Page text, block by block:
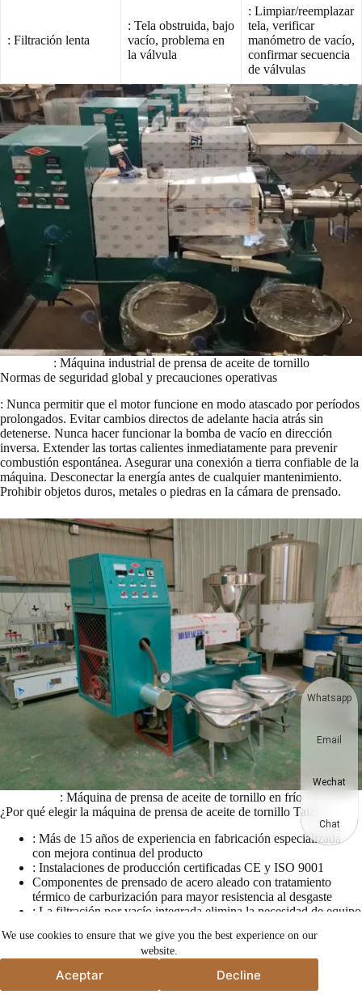
We use cookies to ensure that we give you the best experience on our
website.
Aceptar Decline
: Filtración lenta
: Tela obstruida, bajo
vacío, problema en
la válvula
: Limpiar/reemplazar
tela, verificar
manómetro de vacío,
confirmar secuencia
de válvulas
: Máquina industrial de prensa de aceite de tornillo
Normas de seguridad global y precauciones operativas
: Nunca permitir que el motor funcione en modo atascado por períodos
prolongados. Evitar cambios directos de adelante hacia atrás sin
detenerse. Nunca hacer funcionar la bomba de vacío en dirección
inversa. Extender las tortas calientes inmediatamente para prevenir
combustión espontánea. Asegurar una conexión a tierra confiable de la
máquina. Desconectar la energía antes de cualquier mantenimiento.
Prohibir objetos duros, metales o piedras en la cámara de prensado.
: Máquina de prensa de aceite de tornillo en frío
¿Por qué elegir la máquina de prensa de aceite de tornillo Taizy?
: Más de 15 años de experiencia en fabricación especializada
con mejora continua del producto
: Instalaciones de producción certificadas CE y ISO 9001
Componentes de prensado de acero aleado con tratamiento
térmico de carburización para mayor resistencia al desgaste
: La filtración por vacío integrada elimina la necesidad de equipo
: Modos de prensado en frío y caliente que maximizan la
versatilidad para diferentes semillas oleaginosas
: Pruebas de aceptación en fábrica con documentación en video
antes del envío
Aceptar
Whatsapp
Email
Wechat
Chat